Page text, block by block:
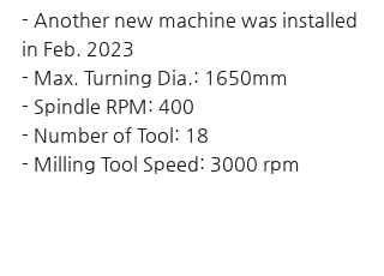
- Another new machine was installed
in Feb. 2023
- Max. Turning Dia.: 1650mm
- Spindle RPM: 400
- Number of Tool: 18
- Milling Tool Speed: 3000 rpm